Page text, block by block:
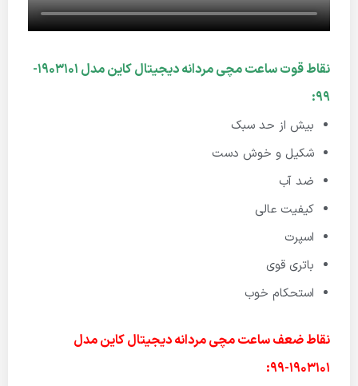
نقاط قوت ساعت مچی مردانه دیجیتال کاین مدل 1903101-
99:
بیش از حد سبک
شکیل و خوش دست
ضد آب
کیفیت عالی
اسپرت
باتری قوی
استحکام خوب
نقاط ضعف ساعت مچی مردانه دیجیتال کاین مدل
1903101-99: